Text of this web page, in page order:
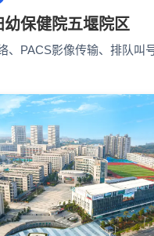
幼保健院五堰院区
、PACS影像传输、排队叫